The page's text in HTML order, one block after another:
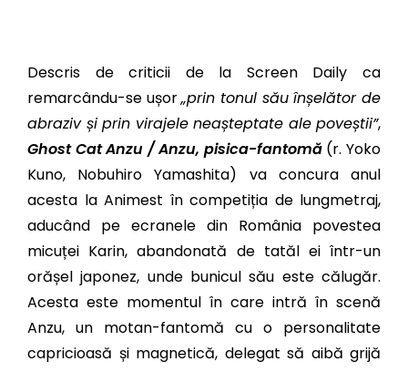
Descris de criticii de la Screen Daily ca
remarcându-se ușor„prin tonul său înșelător de
abraziv și prin virajele neașteptate ale poveștii”,
Ghost Cat Anzu / Anzu, pisica-fantomă(r. Yoko
Kuno, Nobuhiro Yamashita) va concura anul
acesta la Animest în competiția de lungmetraj,
aducând pe ecranele din România povestea
micuței Karin, abandonată de tatăl ei într-un
orășel japonez, unde bunicul său este călugăr.
Acesta este momentul în care intră în scenă
Anzu, un motan-fantomă cu o personalitate
capricioasă și magnetică, delegat să aibă grijă